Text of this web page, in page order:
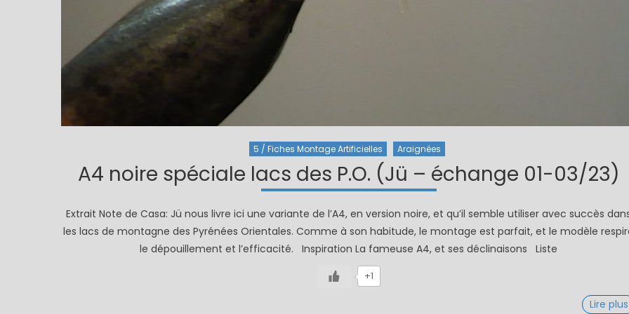
5 / Fiches Montage Artificielles Araignées
A4 noire spéciale lacs des P.O. (Jü – échange 01-03/23)
Extrait Note de Casa: Jü nous livre ici une variante de l’A4, en version noire, et qu’il semble utiliser avec succès
les lacs de montagne des Pyrénées Orientales. Comme à son habitude, le montage est parfait, et le modèle
le dépouillement et l’efficacité. Inspiration La fameuse A4, et ses déclinaisons Liste
+1
Lire plus